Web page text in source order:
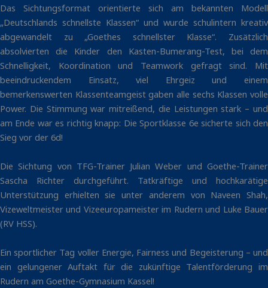
Das Sichtungsformat orientierte sich am bekannten Modell
„Deutschlands schnellste Klassen“ und wurde schulintern kreativ
abgewandelt zu „Goethes schnellster Klasse“. Zusätzlich
absolvierten die Kinder den Kasten-Bumerang-Test, bei dem
Schnelligkeit, Koordination und Teamwork gefragt sind. Mit
beeindruckendem Einsatz, viel Ehrgeiz und einem
bemerkenswerten Klassenteamgeist gaben alle sechs Klassen volle
Power. Die Stimmung war mitreißend, die Leistungen stark – und
am Ende war es richtig knapp: Die Sportklasse 6e sicherte sich den
Sieg vor der 6d!
Die Sichtung von TFG-Trainer Julian Weber und Goethe-Trainer
Sascha Richter durchgeführt. Tatkräftige und hochkarätige
Unterstützung erhielten sie unter anderem von Naveen Shah,
Vizeweltmeister und Vizeeuropameister im Rudern und Luke Bauer
(RV HSS).
Ein sportlicher Tag voller Energie, Fairness und Begeisterung – und
ein gelungener Auftakt für die zukünftige Talentförderung im
Rudern am Goethe-Gymnasium Kassel!